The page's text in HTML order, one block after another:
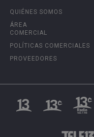
QUIÉNES SOMOS
ÁREA
COMERCIAL
POLÍTICAS COMERCIALES
PROVEEDORES